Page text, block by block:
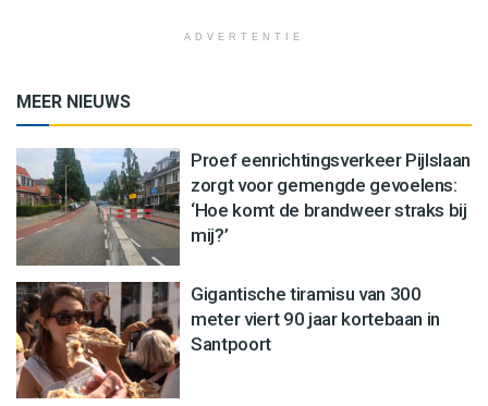
ADVERTENTIE
MEER NIEUWS
Proef eenrichtingsverkeer Pijlslaan
zorgt voor gemengde gevoelens:
‘Hoe komt de brandweer straks bij
mij?’
Gigantische tiramisu van 300
meter viert 90 jaar kortebaan in
Santpoort